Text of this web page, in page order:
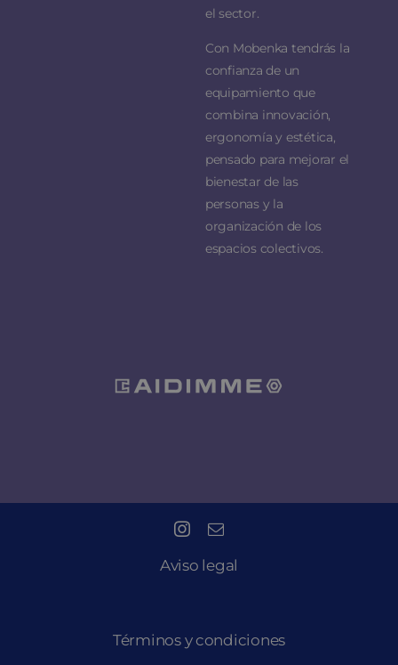
el sector.
Con Mobenka tendrás la
confianza de un
equipamiento que
combina innovación,
ergonomía y estética,
pensado para mejorar el
bienestar de las
personas y la
organización de los
espacios colectivos.
Aviso legal
Términos y condiciones